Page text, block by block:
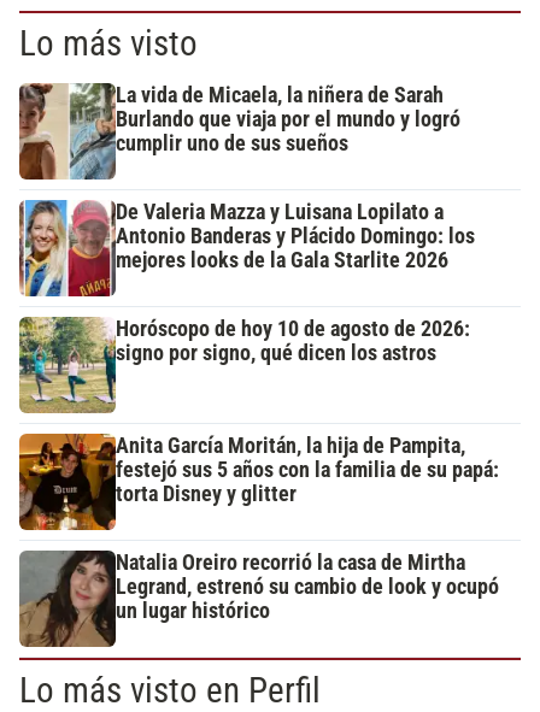
Lo más visto
La vida de Micaela, la niñera de Sarah
Burlando que viaja por el mundo y logró
cumplir uno de sus sueños
De Valeria Mazza y Luisana Lopilato a
Antonio Banderas y Plácido Domingo: los
mejores looks de la Gala Starlite 2026
Horóscopo de hoy 10 de agosto de 2026:
signo por signo, qué dicen los astros
Anita García Moritán, la hija de Pampita,
festejó sus 5 años con la familia de su papá:
torta Disney y glitter
Natalia Oreiro recorrió la casa de Mirtha
Legrand, estrenó su cambio de look y ocupó
un lugar histórico
Lo más visto en Perfil